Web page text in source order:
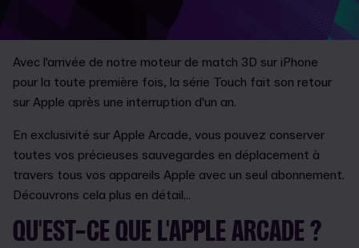
Avec l'arrivée de notre moteur de match 3D sur iPhone
pour la toute première fois, la série Touch fait son retour
sur Apple après une interruption d'un an.
En exclusivité sur Apple Arcade, vous pouvez conserver
toutes vos précieuses sauvegardes en déplacement à
travers tous vos appareils Apple avec un seul abonnement.
Découvrons cela plus en détail...
QU'EST-CE QUE L'APPLE ARCADE ?